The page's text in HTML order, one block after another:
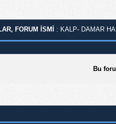
FORUM ISMI : KALP- DAMAR
Bu